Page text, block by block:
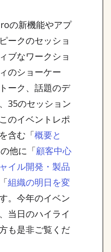
の新機能やアプ
ークのセッショ
ブなワークショ
のショーケー
ーク、話題のデ
35のセッション
のイベントレポ
含む「概要と
の他に「顧客中心
イル開発・製品
組織の明日を変
。今年のイベン
当日のハイライ
も是非ご覧くだ